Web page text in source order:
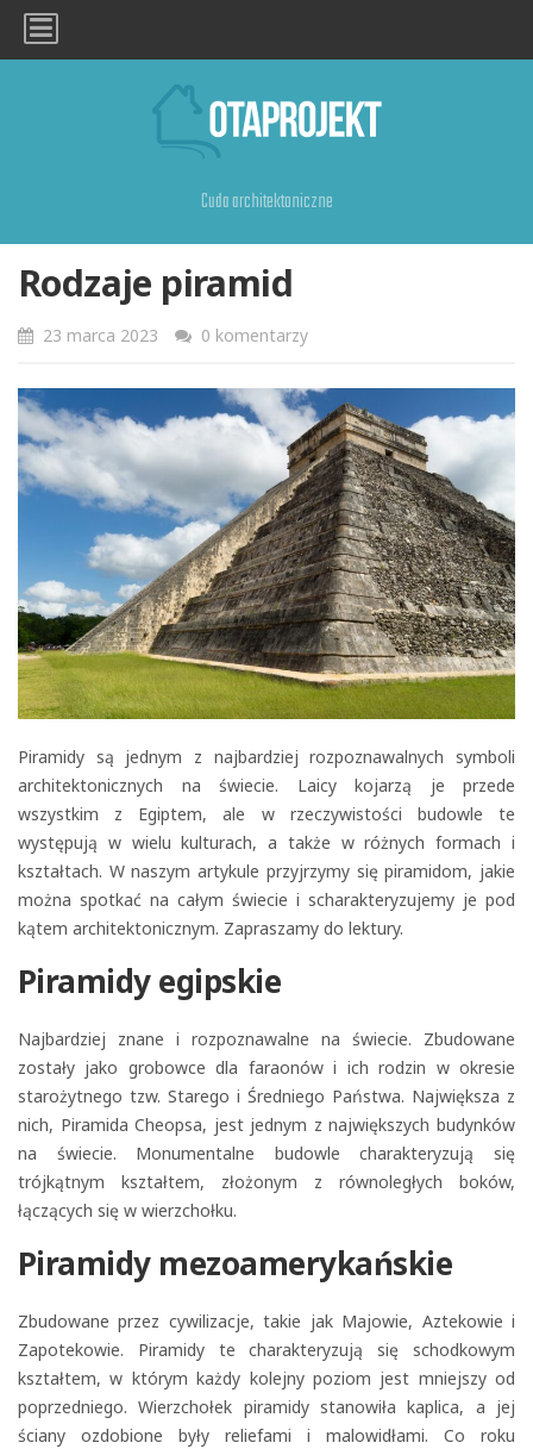
Cuda architektoniczne
Rodzaje piramid
23 marca 2023 0 komentarzy
Piramidy są jednym z najbardziej rozpoznawalnych symboli
architektonicznych na świecie. Laicy kojarzą je przede
wszystkim z Egiptem, ale w rzeczywistości budowle te
występują w wielu kulturach, a także w różnych formach i
kształtach. W naszym artykule przyjrzymy się piramidom, jakie
można spotkać na całym świecie i scharakteryzujemy je pod
kątem architektonicznym. Zapraszamy do lektury.
Piramidy egipskie
Najbardziej znane i rozpoznawalne na świecie. Zbudowane
zostały jako grobowce dla faraonów i ich rodzin w okresie
starożytnego tzw. Starego i Średniego Państwa. Największa z
nich, Piramida Cheopsa, jest jednym z największych budynków
na świecie. Monumentalne budowle charakteryzują się
trójkątnym kształtem, złożonym z równoległych boków,
łączących się w wierzchołku.
Piramidy mezoamerykańskie
Zbudowane przez cywilizacje, takie jak Majowie, Aztekowie i
Zapotekowie. Piramidy te charakteryzują się schodkowym
kształtem, w którym każdy kolejny poziom jest mniejszy od
poprzedniego. Wierzchołek piramidy stanowiła kaplica, a jej
ściany ozdobione były reliefami i malowidłami. Co roku